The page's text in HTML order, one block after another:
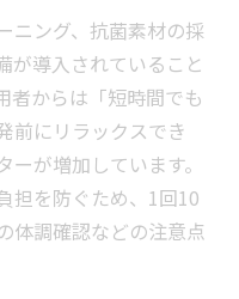
ニング、抗菌素材の採
が導入されていること
者からは「短時間でも
前にリラックスでき
が増加しています。
担を防ぐため、1回10
体調確認などの注意点